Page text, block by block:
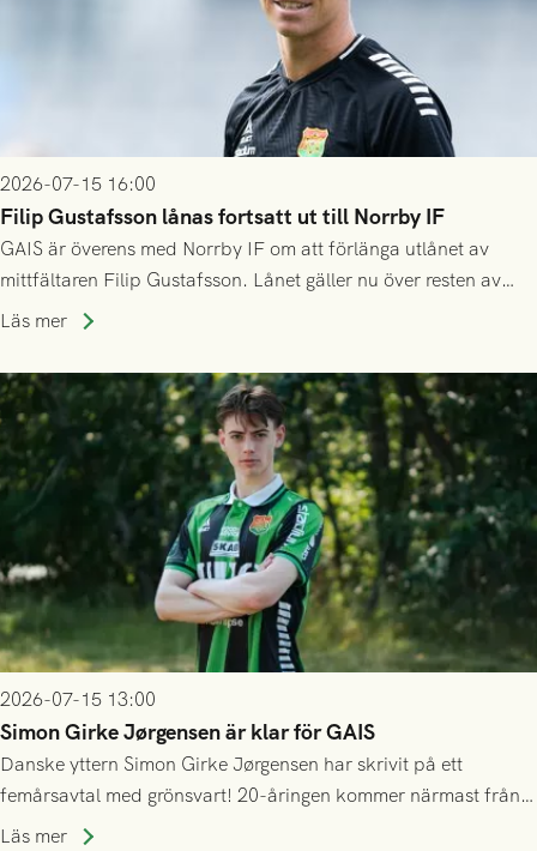
2026-07-15 16:00
Filip Gustafsson lånas fortsatt ut till Norrby IF
GAIS är överens med Norrby IF om att förlänga utlånet av
mittfältaren Filip Gustafsson. Lånet gäller nu över resten av
säsongen 2026.
Läs mer
2026-07-15 13:00
Simon Girke Jørgensen är klar för GAIS
Danske yttern Simon Girke Jørgensen har skrivit på ett
femårsavtal med grönsvart! 20-åringen kommer närmast från
spel i färöiska Skála IF.
Läs mer